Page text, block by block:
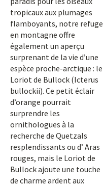
tropicaux aux plumages
flamboyants, notre refuge
en montagne offre
également un aperçu
surprenant de la vie d’une
espèce proche-arctique : le
Loriot de Bullock (Icterus
bullockii). Ce petit éclair
d’orange pourrait
surprendre les
ornithologues à la
recherche de Quetzals
resplendissants ou d’ Aras
rouges, mais le Loriot de
Bullock ajoute une touche
de charme ardent aux